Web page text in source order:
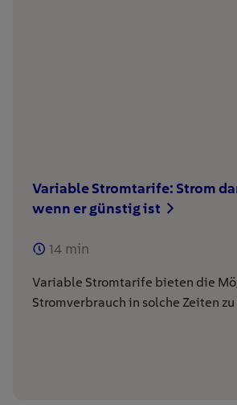
Variable Stromtarife: Strom
wenn er günstig ist
14 min
Variable Stromtarife bieten die
Stromverbrauch in solche Zeiten